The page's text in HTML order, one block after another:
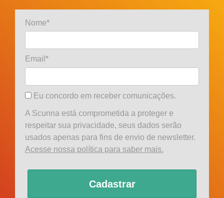
Nome*
Email*
Eu concordo em receber comunicações.
A Scunna está comprometida a proteger e
respeitar sua privacidade, seus dados serão
usados apenas para fins de envio de newsletter.
Acesse nossa política para saber mais.
Cadastrar